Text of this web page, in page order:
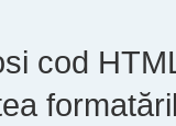
cod